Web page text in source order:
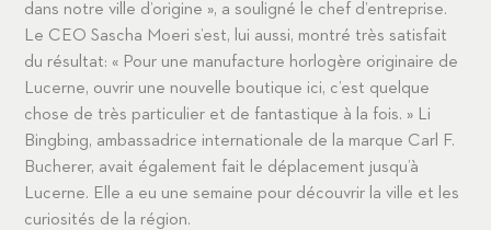
dans notre ville d’origine », a souligné le chef d’entreprise.
Le CEO Sascha Moeri s’est, lui aussi, montré très satisfait
du résultat: « Pour une manufacture horlogère originaire de
Lucerne, ouvrir une nouvelle boutique ici, c’est quelque
chose de très particulier et de fantastique à la fois. » Li
Bingbing, ambassadrice internationale de la marque Carl F.
Bucherer, avait également fait le déplacement jusqu’à
Lucerne. Elle a eu une semaine pour découvrir la ville et les
curiosités de la région.